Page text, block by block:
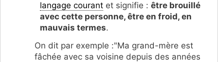
langage courant et signifie : être brouillé
avec cette personne, être en froid, en
mauvais termes.
On dit par exemple :"Ma grand-mère est
fâchée avec sa voisine depuis des années